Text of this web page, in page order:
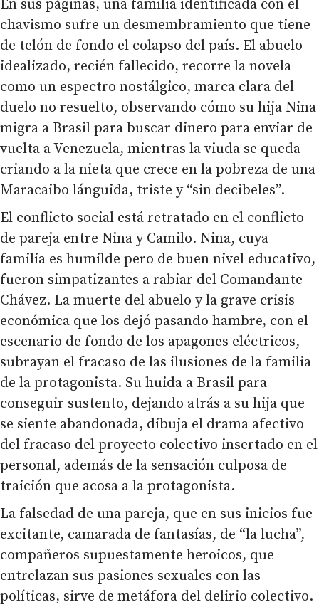
En sus páginas, una familia identificada con el
chavismo sufre un desmembramiento que tiene
de telón de fondo el colapso del país. El abuelo
idealizado, recién fallecido, recorre la novela
como un espectro nostálgico, marca clara del
duelo no resuelto, observando cómo su hija Nina
migra a Brasil para buscar dinero para enviar de
vuelta a Venezuela, mientras la viuda se queda
criando a la nieta que crece en la pobreza de una
Maracaibo lánguida, triste y “sin decibeles”.
El conflicto social está retratado en el conflicto
de pareja entre Nina y Camilo. Nina, cuya
familia es humilde pero de buen nivel educativo,
fueron simpatizantes a rabiar del Comandante
Chávez. La muerte del abuelo y la grave crisis
económica que los dejó pasando hambre, con el
escenario de fondo de los apagones eléctricos,
subrayan el fracaso de las ilusiones de la familia
de la protagonista. Su huida a Brasil para
conseguir sustento, dejando atrás a su hija que
se siente abandonada, dibuja el drama afectivo
del fracaso del proyecto colectivo insertado en el
personal, además de la sensación culposa de
traición que acosa a la protagonista.
La falsedad de una pareja, que en sus inicios fue
excitante, camarada de fantasías, de “la lucha”,
compañeros supuestamente heroicos, que
entrelazan sus pasiones sexuales con las
políticas, sirve de metáfora del delirio colectivo.